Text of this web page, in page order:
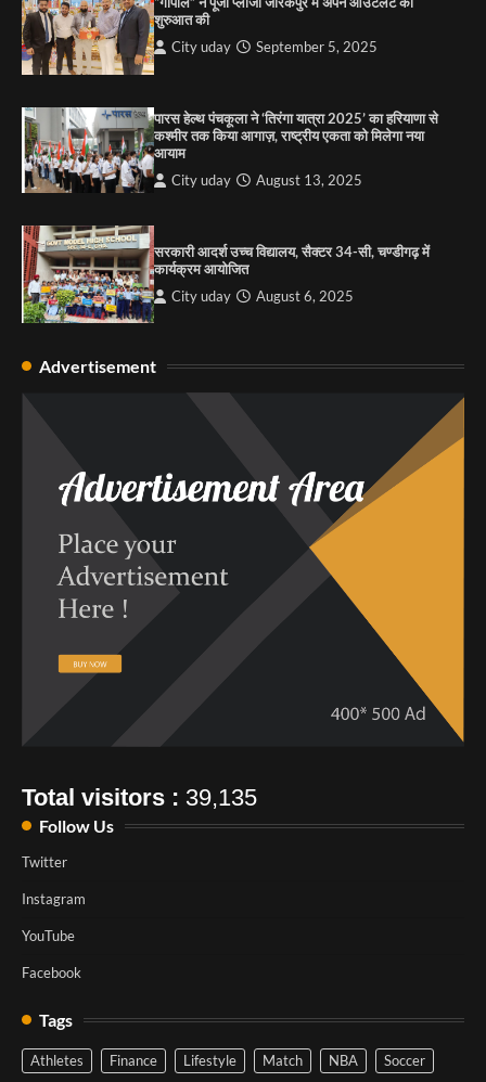
City uday
शुरुआत की
City uday September 5, 2025
पारस हेल्थ पंचकूला ने ‘तिरंगा यात्रा 2025’ का हरियाणा से
कश्मीर तक किया आगाज़, राष्ट्रीय एकता को मिलेगा नया
आयाम
City uday August 13, 2025
सरकारी आदर्श उच्च विद्यालय, सैक्टर 34-सी, चण्डीगढ़ में
कार्यक्रम आयोजित
City uday August 6, 2025
Advertisement
Total visitors : 39,135
Follow Us
Twitter
Instagram
YouTube
Facebook
Tags
Athletes Finance Lifestyle Match NBA Soccer